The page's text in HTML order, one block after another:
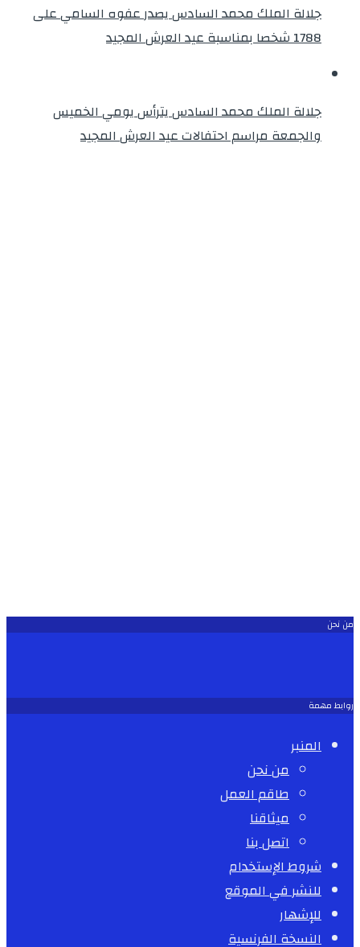
جلالة الملك محمد السادس يصدر عفوه السامي على
1788 شخصا بمناسبة عيد العرش المجيد
جلالة الملك محمد السادس يترأس يومي الخميس
والجمعة مراسم احتفالات عيد العرش المجيد
من نحن
روابط مهمة
المنبر
من نحن
طاقم العمل
ميثاقنا
اتصل بنا
شروط الإستخدام
للنشر في الموقع
للإشهار
النسخة الفرنسية